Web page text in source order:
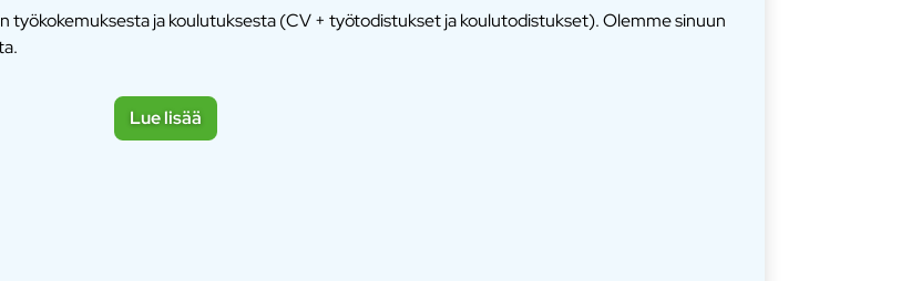
työkokemuksesta ja koulutuksesta (CV + työtodistukset ja koulutodistukset). Olemme sinuun
Lue lisää